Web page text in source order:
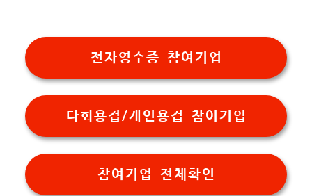
전자영수증 참여기업
다회용컵/개인용컵 참여기업
참여기업 전체확인